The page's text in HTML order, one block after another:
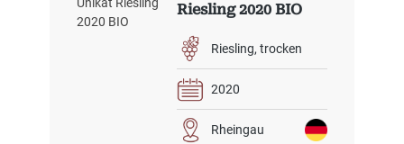
Riesling 2020 BIO
Riesling trocken
2020
Rheingau